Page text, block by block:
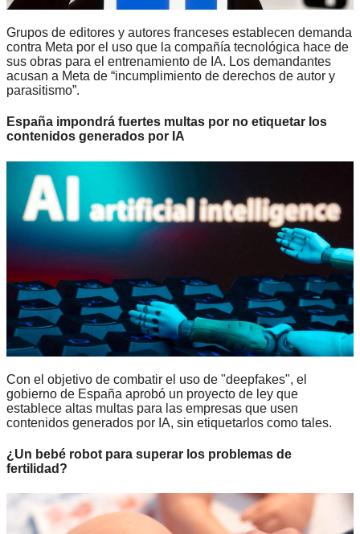
Grupos de editores y autores franceses establecen demanda
contra Meta por el uso que la compañía tecnológica hace de
sus obras para el entrenamiento de IA. Los demandantes
acusan a Meta de “incumplimiento de derechos de autor y
parasitismo”.
España impondrá fuertes multas por no etiquetar los
contenidos generados por IA
Con el objetivo de combatir el uso de "deepfakes", el
gobierno de España aprobó un proyecto de ley que
establece altas multas para las empresas que usen
contenidos generados por IA, sin etiquetarlos como tales.
¿Un bebé robot para superar los problemas de
fertilidad?